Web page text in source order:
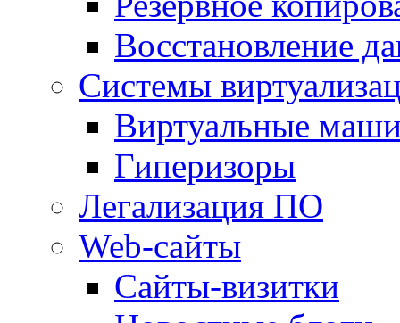
Восстановление
Системы
Виртуальные
Гиперизоры
Легализация ПО
Web-сайты
Сайты-визитки